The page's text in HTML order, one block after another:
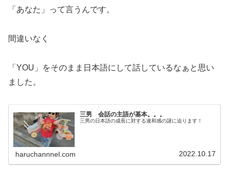
「あなた」って言うんです。
間違いなく
「YOU」をそのまま日本語にして話しているなぁと思い
ました。
三男 会話の主語が基本。。。
三男の日本語の成長に対する違和感の謎に迫ります！
haruchannnel.com 2022.10.17